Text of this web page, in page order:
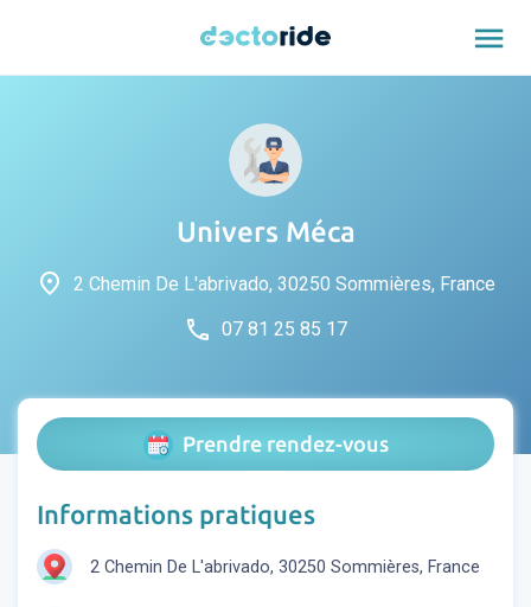
menu
Univers Méca
place 2 Chemin De L'abrivado, 30250 Sommières, France
phone 07 81 25 85 17
Prendre rendez-vous
Informations pratiques
2 Chemin De L'abrivado, 30250 Sommières, France